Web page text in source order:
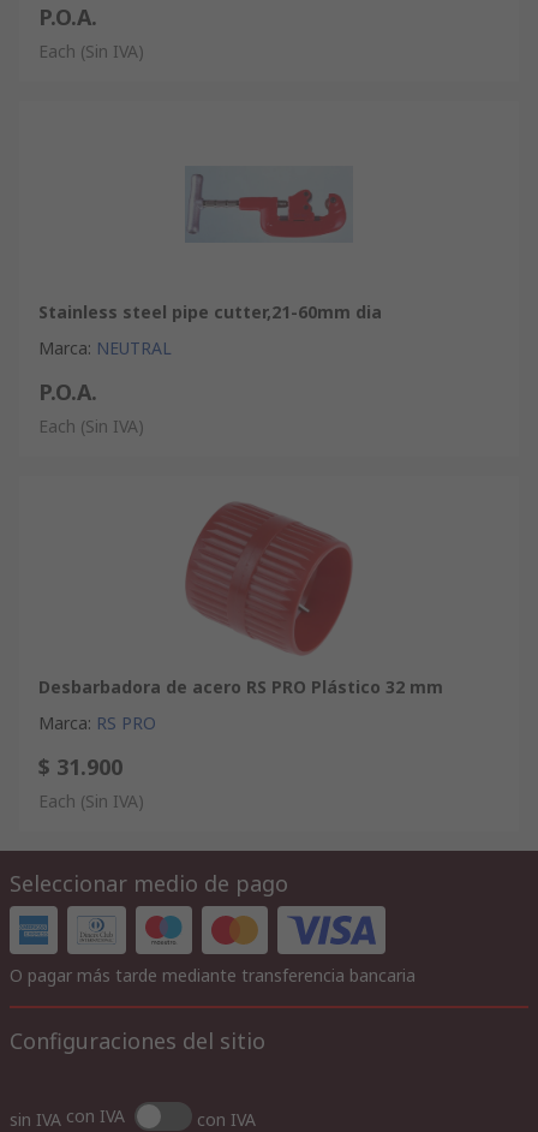
P.O.A.
Each (Sin IVA)
Stainless steel pipe cutter,21-60mm dia
Marca: NEUTRAL
P.O.A.
Each (Sin IVA)
Desbarbadora de acero RS PRO Plástico 32 mm
Marca: RS PRO
$ 31.900
Each (Sin IVA)
Seleccionar medio de pago
O pagar más tarde mediante transferencia bancaria
Configuraciones del sitio
sin IVA con IVA con IVA